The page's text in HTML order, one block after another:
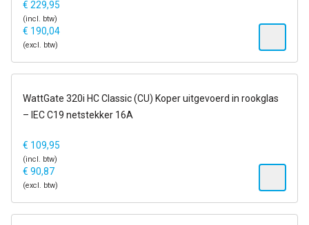
€ 229,95
(incl. btw)
€ 190,04
(excl. btw)
6-13 dagen
WattGate 320i HC Classic (CU) Koper uitgevoerd in rookglas
– IEC C19 netstekker 16A
€ 109,95
(incl. btw)
€ 90,87
(excl. btw)